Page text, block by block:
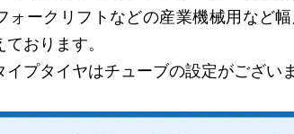
ォークリフトなどの産業機械用など
おります。
プタイヤはチューブの設定がございま